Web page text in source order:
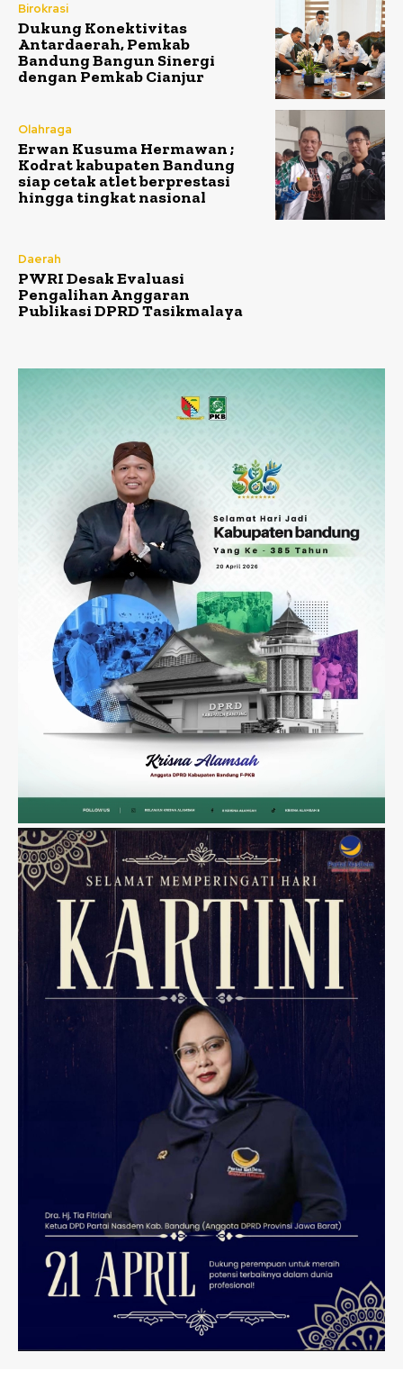
Birokrasi
Dukung Konektivitas
Antardaerah, Pemkab
Bandung Bangun Sinergi
dengan Pemkab Cianjur
Olahraga
Erwan Kusuma Hermawan ;
Kodrat kabupaten Bandung
siap cetak atlet berprestasi
hingga tingkat nasional
Daerah
PWRI Desak Evaluasi
Pengalihan Anggaran
Publikasi DPRD Tasikmalaya